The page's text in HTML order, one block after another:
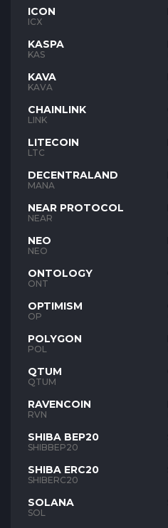
ICON
ICX
KASPA
KAS
KAVA
KAVA
CHAINLINK
LINK
LITECOIN
LTC
DECENTRALAND
MANA
NEAR PROTOCOL
NEAR
NEO
NEO
ONTOLOGY
ONT
OPTIMISM
OP
POLYGON
POL
QTUM
QTUM
RAVENCOIN
RVN
SHIBA BEP20
SHIBBEP20
SHIBA ERC20
SHIBERC20
SOLANA
SOL